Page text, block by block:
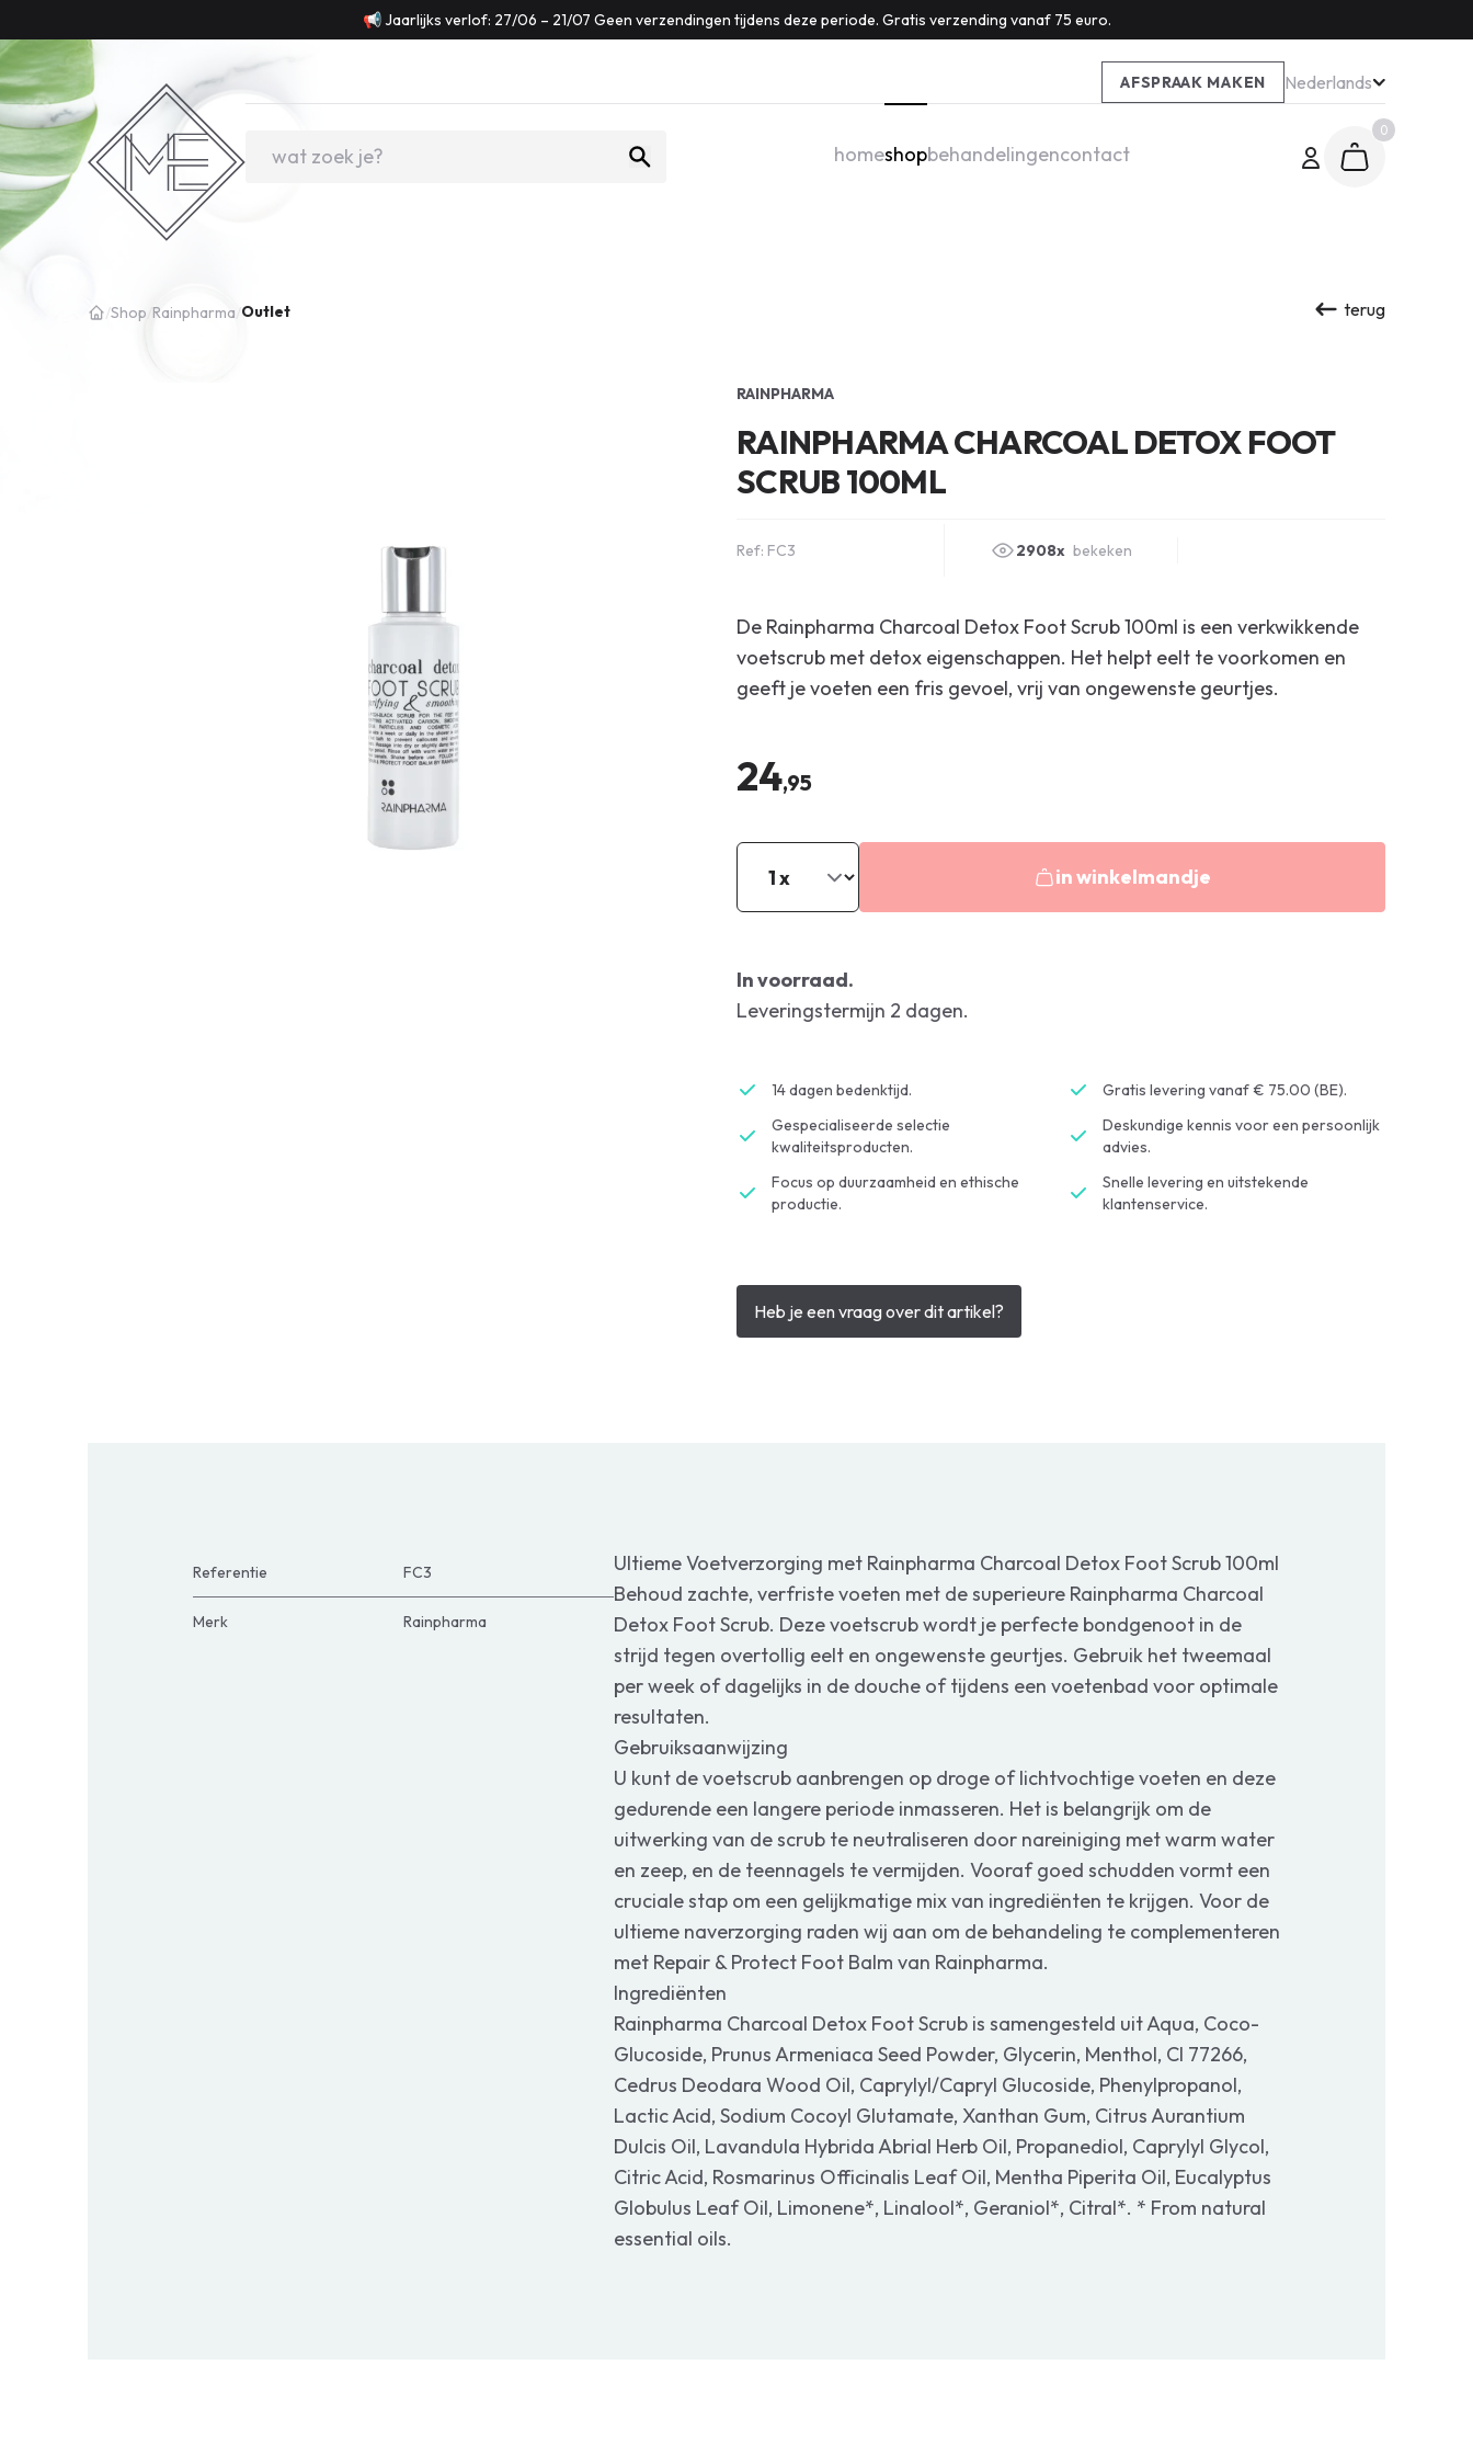
📢 Jaarlijks verlof: 27/06 – 21/07 Geen verzendingen tijdens deze periode. Gratis verzending vanaf 75 euro.
AFSPRAAK MAKEN Nederlands
homeshopbehandelingencontact
0
/Shop Rainpharma /Outlet terug
RAINPHARMA
RAINPHARMA CHARCOAL DETOX FOOT
SCRUB 100ML
Ref: FC3 2908x bekeken
De Rainpharma Charcoal Detox Foot Scrub 100ml is een verkwikkende
voetscrub met detox eigenschappen. Het helpt eelt te voorkomen en
geeft je voeten een fris gevoel, vrij van ongewenste geurtjes.
24,95
in winkelmandje
In voorraad.
Leveringstermijn 2 dagen.
14 dagen bedenktijd.
Gratis levering vanaf € 75.00 (BE).
Gespecialiseerde selectie
kwaliteitsproducten.
Deskundige kennis voor een persoonlijk
advies.
Focus op duurzaamheid en ethische
productie.
Snelle levering en uitstekende
klantenservice.
Heb je een vraag over dit artikel?
Referentie FC3
Merk Rainpharma
Ultieme Voetverzorging met Rainpharma Charcoal Detox Foot Scrub 100ml
Behoud zachte, verfriste voeten met de superieure Rainpharma Charcoal
Detox Foot Scrub. Deze voetscrub wordt je perfecte bondgenoot in de
strijd tegen overtollig eelt en ongewenste geurtjes. Gebruik het tweemaal
per week of dagelijks in de douche of tijdens een voetenbad voor optimale
resultaten.
Gebruiksaanwijzing
U kunt de voetscrub aanbrengen op droge of lichtvochtige voeten en deze
gedurende een langere periode inmasseren. Het is belangrijk om de
uitwerking van de scrub te neutraliseren door nareiniging met warm water
en zeep, en de teennagels te vermijden. Vooraf goed schudden vormt een
cruciale stap om een gelijkmatige mix van ingrediënten te krijgen. Voor de
ultieme naverzorging raden wij aan om de behandeling te complementeren
met Repair & Protect Foot Balm van Rainpharma.
Ingrediënten
Rainpharma Charcoal Detox Foot Scrub is samengesteld uit Aqua, Coco-
Glucoside, Prunus Armeniaca Seed Powder, Glycerin, Menthol, CI 77266,
Cedrus Deodara Wood Oil, Caprylyl/Capryl Glucoside, Phenylpropanol,
Lactic Acid, Sodium Cocoyl Glutamate, Xanthan Gum, Citrus Aurantium
Dulcis Oil, Lavandula Hybrida Abrial Herb Oil, Propanediol, Caprylyl Glycol,
Citric Acid, Rosmarinus Officinalis Leaf Oil, Mentha Piperita Oil, Eucalyptus
Globulus Leaf Oil, Limonene*, Linalool*, Geraniol*, Citral*. * From natural
essential oils.